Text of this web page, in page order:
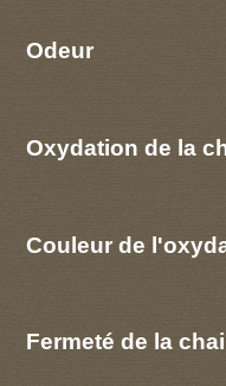
Odeur
Oxydation de la
Couleur de
Fermeté de la